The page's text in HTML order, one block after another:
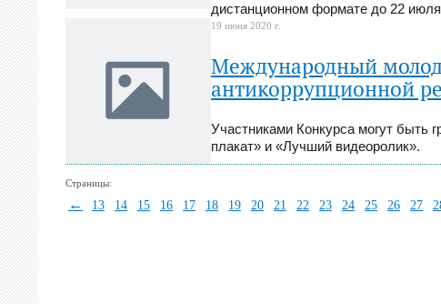
дистанционном формате до 22
19 июня 2020 г.
Международный
антикоррупционной
Участниками Конкурса могут быть
плакат» и «Лучший видеоролик».
Страницы:
← 13 14 15 16 17 18 19 20 21 22 23 24 25 26 27